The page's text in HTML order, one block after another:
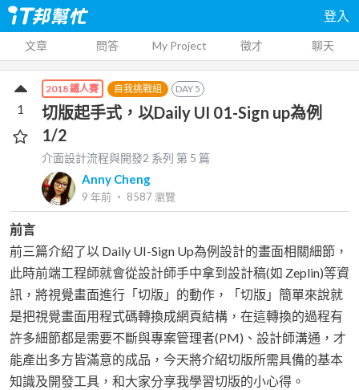
登入
文章 問答 My Project 徵才 聊天
2018 鐵人賽 自我挑戰組 DAY5
切版起手式，以Daily UI 01-Sign up為例
1/2
介面設計流程與開發2 系列 第 5 篇
Anny Cheng
9 年前 ‧ 8587瀏覽
1
前言
前三篇介紹了以 Daily UI-Sign Up為例設計的畫面相關細節，
此時前端工程師就會從設計師手中拿到設計稿(如 Zeplin)等資
訊，將視覺畫面進行「切版」的動作，「切版」簡單來說就
是把視覺畫面用程式碼轉換成網頁結構，在這轉換的過程有
許多細節都是需要不斷與專案管理者(PM)、設計師溝通，才
能產出多方皆滿意的成品，今天將介紹切版所需具備的基本
知識及開發工具，和大家分享我學習切版的小心得。